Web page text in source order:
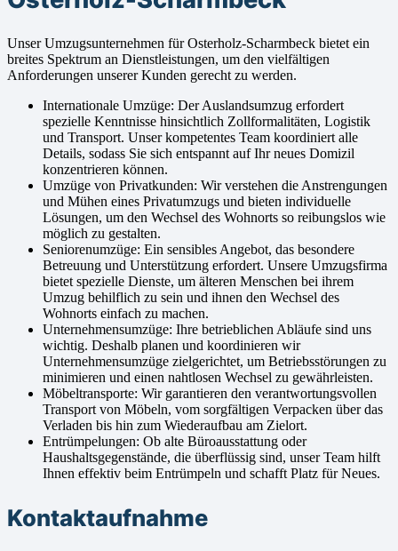
Unser Umzugsunternehmen für Osterholz-Scharmbeck bietet ein
breites Spektrum an Dienstleistungen, um den vielfältigen
Anforderungen unserer Kunden gerecht zu werden.
Internationale Umzüge: Der Auslandsumzug erfordert
spezielle Kenntnisse hinsichtlich Zollformalitäten, Logistik
und Transport. Unser kompetentes Team koordiniert alle
Details, sodass Sie sich entspannt auf Ihr neues Domizil
konzentrieren können.
Umzüge von Privatkunden: Wir verstehen die Anstrengungen
und Mühen eines Privatumzugs und bieten individuelle
Lösungen, um den Wechsel des Wohnorts so reibungslos wie
möglich zu gestalten.
Seniorenumzüge: Ein sensibles Angebot, das besondere
Betreuung und Unterstützung erfordert. Unsere Umzugsfirma
bietet spezielle Dienste, um älteren Menschen bei ihrem
Umzug behilflich zu sein und ihnen den Wechsel des
Wohnorts einfach zu machen.
Unternehmensumzüge: Ihre betrieblichen Abläufe sind uns
wichtig. Deshalb planen und koordinieren wir
Unternehmensumzüge zielgerichtet, um Betriebsstörungen zu
minimieren und einen nahtlosen Wechsel zu gewährleisten.
Möbeltransporte: Wir garantieren den verantwortungsvollen
Transport von Möbeln, vom sorgfältigen Verpacken über das
Verladen bis hin zum Wiederaufbau am Zielort.
Entrümpelungen: Ob alte Büroausstattung oder
Haushaltsgegenstände, die überflüssig sind, unser Team hilft
Ihnen effektiv beim Entrümpeln und schafft Platz für Neues.
Kontaktaufnahme